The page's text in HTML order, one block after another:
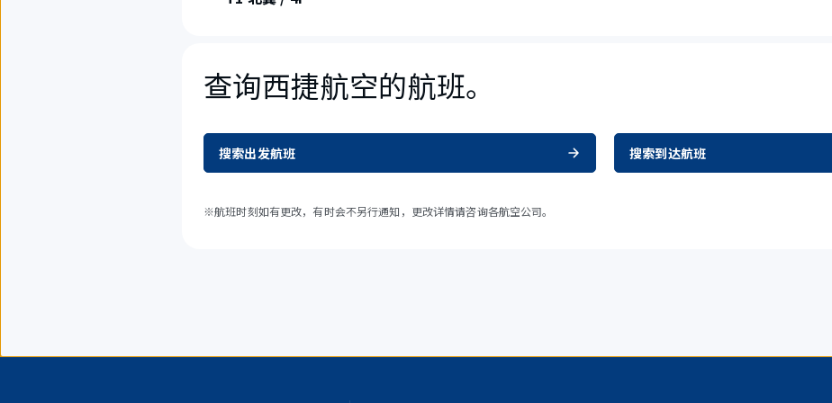
查询西捷航空的航班。
搜索出发航班 搜索到达航班
※航班时刻如有更改，有时会不另行通知，更改详情请咨询各航空公司。